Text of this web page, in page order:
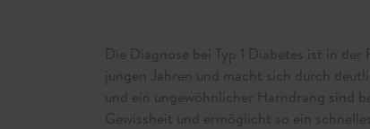
Die Diagnose bei Typ 1 Diabetes ist in
jungen Jahren und macht sich durch
und ein ungewöhnlicher Harndrang sind
Gewissheit und ermöglicht so ein